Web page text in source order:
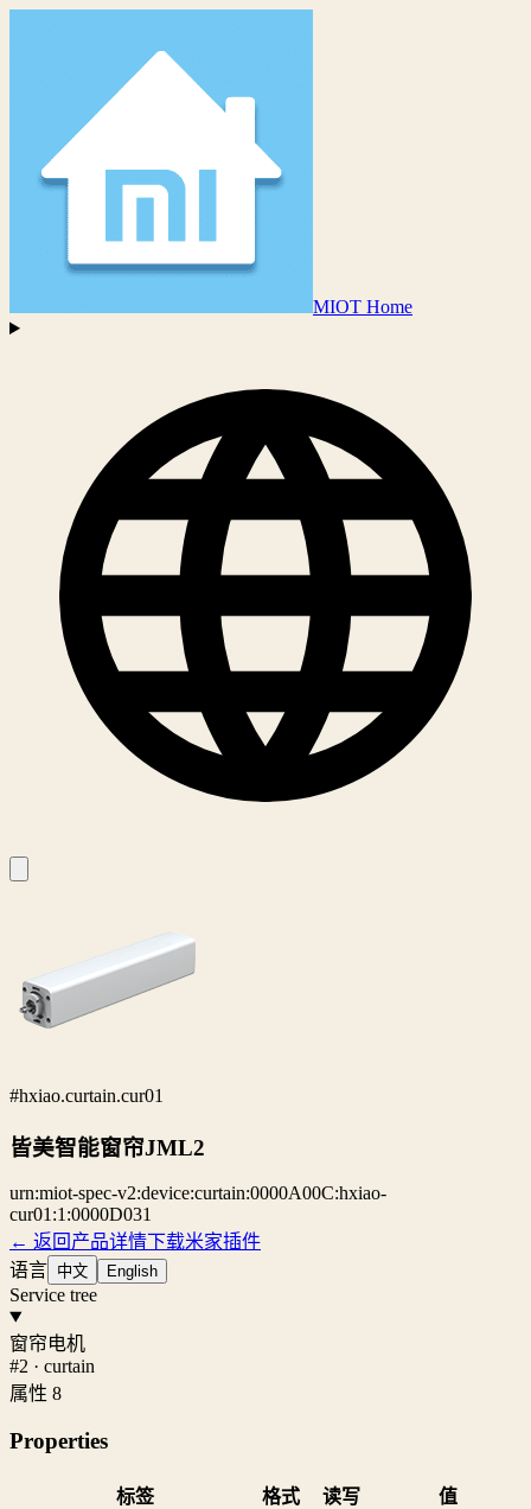
MIOT Home
#hxiao.curtain.cur01
皆美智能窗帘JML2
urn:miot-spec-v2:device:curtain:0000A00C:hxiao-
cur01:1:0000D031
← 返回产品详情下载米家插件
语言 中文 English
Service tree
窗帘电机
#2 · curtain
属性 8
Properties
标签 格式 读写 值